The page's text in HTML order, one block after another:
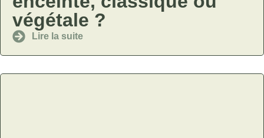
végétale ?
Lire la suite